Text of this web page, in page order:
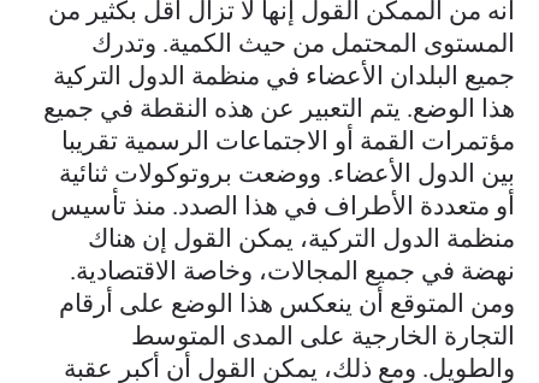
أنه من الممكن القول إنها لا تزال أقل بكثير من
المستوى المحتمل من حيث الكمية. وتدرك
جميع البلدان الأعضاء في منظمة الدول التركية
هذا الوضع. يتم التعبير عن هذه النقطة في جميع
مؤتمرات القمة أو الاجتماعات الرسمية تقريبا
بين الدول الأعضاء. ووضعت بروتوكولات ثنائية
أو متعددة الأطراف في هذا الصدد. منذ تأسيس
منظمة الدول التركية، يمكن القول إن هناك
نهضة في جميع المجالات، وخاصة الاقتصادية.
ومن المتوقع أن ينعكس هذا الوضع على أرقام
التجارة الخارجية على المدى المتوسط
والطويل. ومع ذلك، يمكن القول أن أكبر عقبة